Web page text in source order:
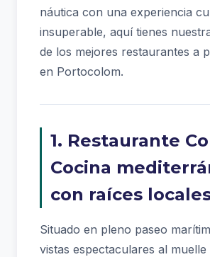
náutica con una experiencia
insuperable, aquí tienes
de los mejores restaurantes a
en Portocolom.
1. Restaurante
Cocina
con raíces
Situado en pleno paseo
vistas espectaculares al muelle